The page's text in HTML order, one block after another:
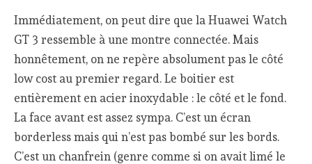
Immédiatement, on peut dire que la Huawei Watch
GT 3 ressemble à une montre connectée. Mais
honnêtement, on ne repère absolument pas le côté
low cost au premier regard. Le boitier est
entièrement en acier inoxydable : le côté et le fond.
La face avant est assez sympa. C’est un écran
borderless mais qui n’est pas bombé sur les bords.
C’est un chanfrein (genre comme si on avait limé le